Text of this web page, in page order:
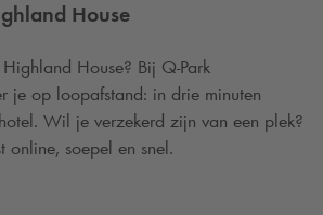
House
House? Bij Q-Park
je op loopafstand: in drie minuten
Wil je verzekerd zijn van een plek?
online, soepel en snel.